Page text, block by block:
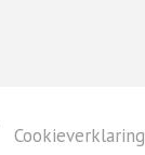
Cookieverklaring